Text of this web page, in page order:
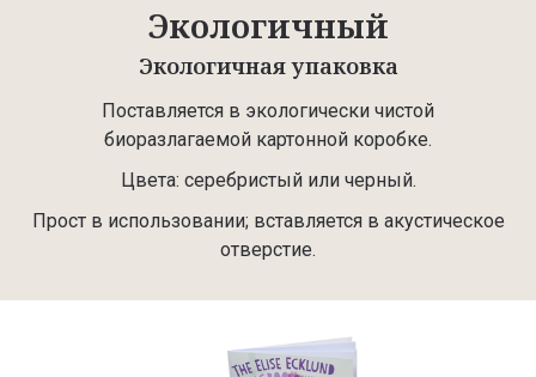
Экологичный
Экологичная упаковка
Поставляется в экологически чистой
биоразлагаемой картонной коробке.
Цвета: серебристый или черный.
Прост в использовании; вставляется в акустическое
отверстие.